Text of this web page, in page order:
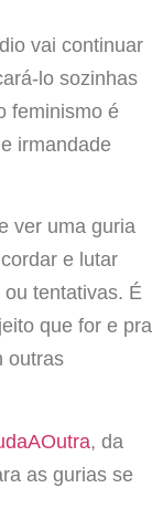
vai continuar
lo sozinhas
feminismo é
irmandade
ver uma guria
e lutar
tentativas. É
que for e pra
outras
, da
as gurias se